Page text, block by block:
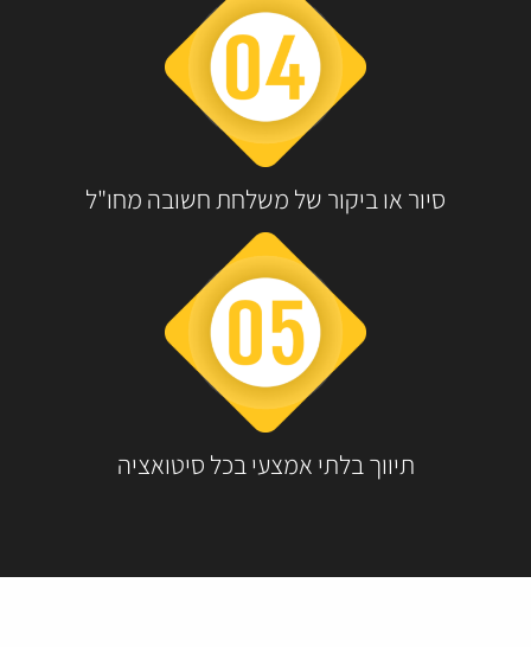
סיור או ביקור של משלחת חשובה מחו"ל
תיווך בלתי אמצעי בכל סיטואציה